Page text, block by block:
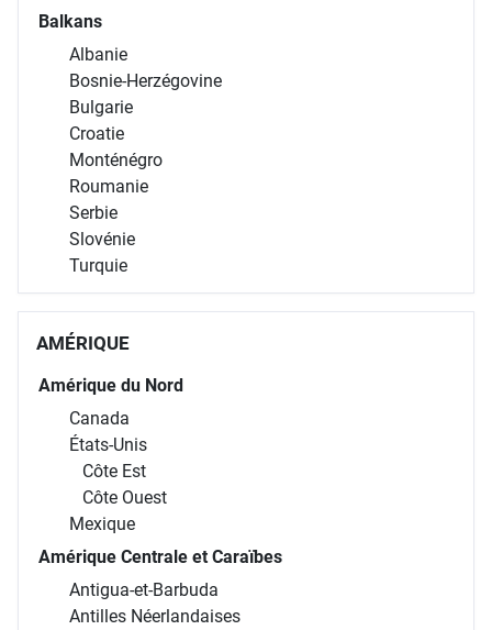
Balkans
Albanie
Bosnie-Herzégovine
Bulgarie
Croatie
Monténégro
Roumanie
Serbie
Slovénie
Turquie
AMÉRIQUE
Amérique du Nord
Canada
États-Unis
Côte Est
Côte Ouest
Mexique
Amérique Centrale et Caraïbes
Antigua-et-Barbuda
Antilles Néerlandaises